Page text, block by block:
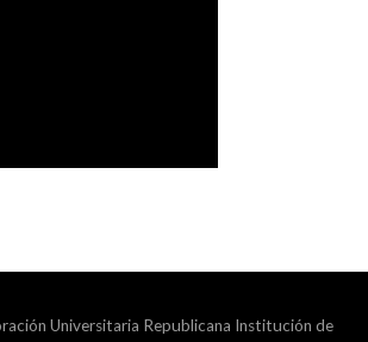
Universitaria Republicana Institución de